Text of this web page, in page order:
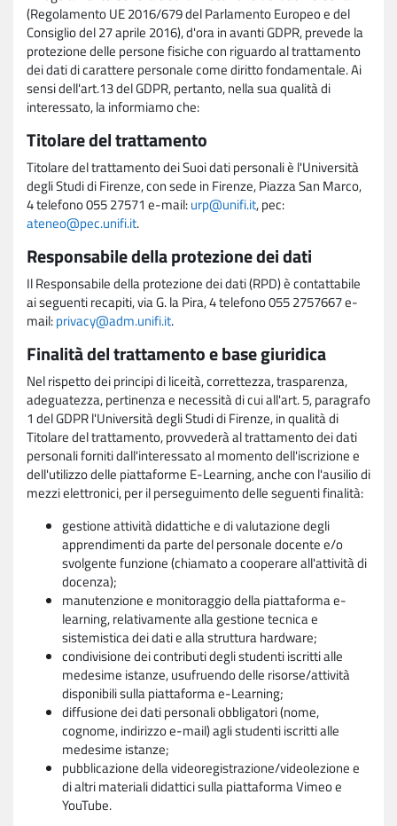
(Regolamento UE 2016/679 del Parlamento Europeo e del
Consiglio del 27 aprile 2016), d'ora in avanti GDPR, prevede la
protezione delle persone fisiche con riguardo al trattamento
dei dati di carattere personale come diritto fondamentale. Ai
sensi dell'art.13 del GDPR, pertanto, nella sua qualità di
interessato, la informiamo che:
Titolare del trattamento
Titolare del trattamento dei Suoi dati personali è l'Università
degli Studi di Firenze, con sede in Firenze, Piazza San Marco,
4 telefono 055 27571 e-mail:urp@unifi.it, pec:
ateneo@pec.unifi.it.
Responsabile della protezione dei dati
Il Responsabile della protezione dei dati (RPD) è contattabile
ai seguenti recapiti, via G. la Pira, 4 telefono 055 2757667 e-
mail:privacy@adm.unifi.it.
Finalità del trattamento e base giuridica
Nel rispetto dei principi di liceità, correttezza, trasparenza,
adeguatezza, pertinenza e necessità di cui all'art. 5, paragrafo
1 del GDPR l'Università degli Studi di Firenze, in qualità di
Titolare del trattamento, provvederà al trattamento dei dati
personali forniti dall'interessato al momento dell'iscrizione e
dell'utilizzo delle piattaforme E-Learning, anche con l'ausilio di
mezzi elettronici, per il perseguimento delle seguenti finalità:
gestione attività didattiche e di valutazione degli
apprendimenti da parte del personale docente e/o
svolgente funzione (chiamato a cooperare all'attività di
docenza);
manutenzione e monitoraggio della piattaforma e-
learning, relativamente alla gestione tecnica e
sistemistica dei dati e alla struttura hardware;
condivisione dei contributi degli studenti iscritti alle
medesime istanze, usufruendo delle risorse/attività
disponibili sulla piattaforma e-Learning;
diffusione dei dati personali obbligatori (nome,
cognome, indirizzo e-mail) agli studenti iscritti alle
medesime istanze;
pubblicazione della videoregistrazione/videolezione e
di altri materiali didattici sulla piattaforma Vimeo e
YouTube.